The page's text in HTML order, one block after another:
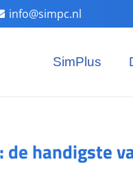
info@simpc.nl
SimPlus
de handigste